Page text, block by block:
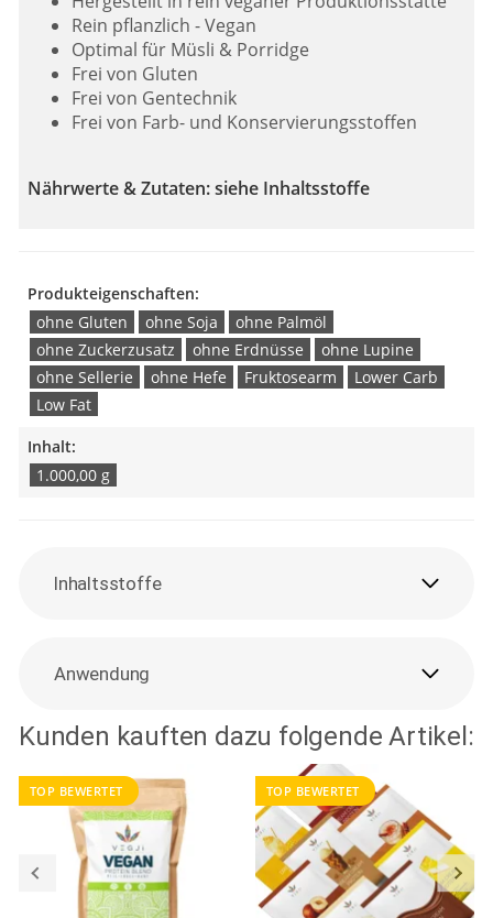
Rein pflanzlich - Vegan
Optimal für Müsli & Porridge
Frei von Gluten
Frei von Gentechnik
Frei von Farb- und Konservierungsstoffen
Nährwerte & Zutaten: siehe Inhaltsstoffe
Produkteigenschaften:
ohne Gluten
ohne Soja
ohne Palmöl
ohne Zuckerzusatz
ohne Erdnüsse
ohne Lupine
ohne Sellerie
ohne Hefe Fruktosearm
Lower Carb
Low Fat
Inhalt:
1.000,00 g
Inhaltsstoffe
Anwendung
Kunden kauften dazu folgende Artikel:
TOP BEWERTET TOP BEWERTET